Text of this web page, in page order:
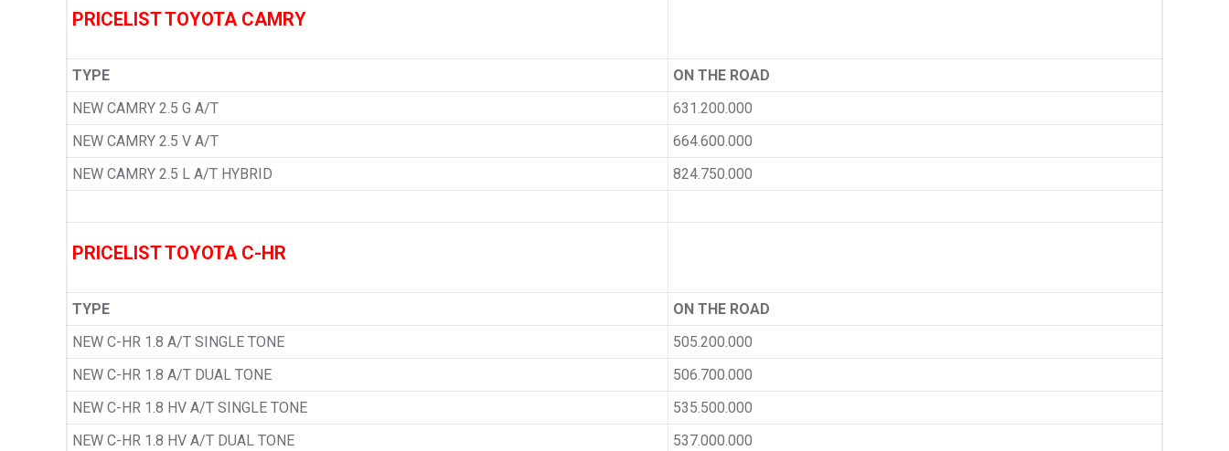
PRICELIST TOYOTA CAMRY
TYPE
ON THE ROAD
NEW CAMRY 2.5 G A/T
631.200.000
NEW CAMRY 2.5 V A/T
664.600.000
NEW CAMRY 2.5 L A/T HYBRID
824.750.000
PRICELIST TOYOTA C-HR
TYPE
ON THE ROAD
NEW C-HR 1.8 A/T SINGLE TONE
505.200.000
NEW C-HR 1.8 A/T DUAL TONE
506.700.000
NEW C-HR 1.8 HV A/T SINGLE TONE
535.500.000
NEW C-HR 1.8 HV A/T DUAL TONE
537.000.000